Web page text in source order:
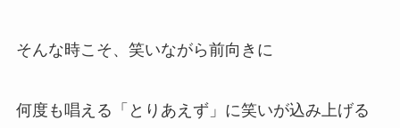
そんな時こそ、笑いながら前向きに
何度も唱える「とりあえず」に笑いが込み上げる